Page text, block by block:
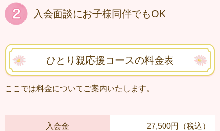
入会面談にお子様同伴でもOK
ひとり親応援コースの料金表
ここでは料金についてご案内いたします。
入会金 27,500円（税込）